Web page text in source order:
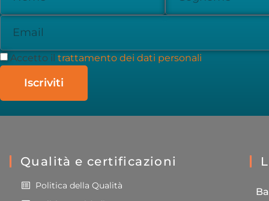
Accetto il trattamento dei dati personali
Iscriviti
Qualità e certificazioni
Politica della Qualità